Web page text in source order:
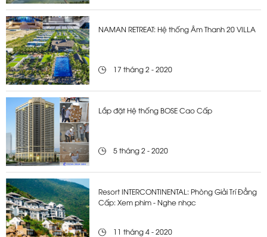
NAMAN RETREAT: Hệ thống Âm Thanh 20 VILLA
17 tháng 2 - 2020
Lắp đặt Hệ thống BOSE Cao Cấp
5 tháng 2 - 2020
Resort INTERCONTINENTAL: Phòng Giải Trí Đẳng
Cấp: Xem phim - Nghe nhạc
11 tháng 4 - 2020